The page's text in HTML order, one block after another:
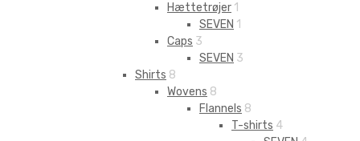
Hættetrøjer 1
SEVEN 1
Caps 3
SEVEN 3
Shirts 8
Wovens 8
Flannels 8
T-shirts 4